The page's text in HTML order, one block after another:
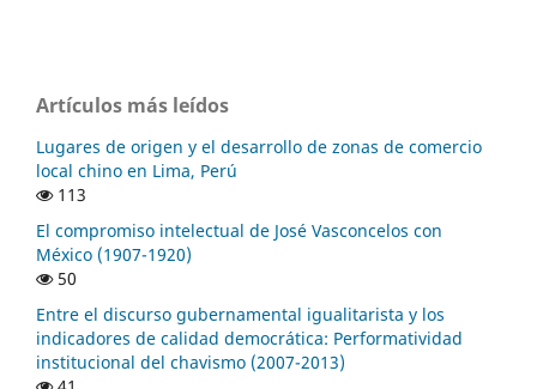
Artículos más leídos
Lugares de origen y el desarrollo de zonas de comercio
local chino en Lima, Perú
113
El compromiso intelectual de José Vasconcelos con
México (1907-1920)
50
Entre el discurso gubernamental igualitarista y los
indicadores de calidad democrática: Performatividad
institucional del chavismo (2007-2013)